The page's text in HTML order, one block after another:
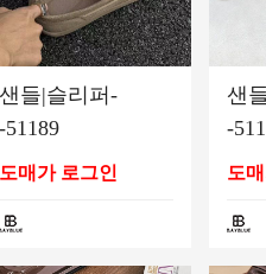
샌들|슬리퍼-
-51189
도매가 로그인
샌
-
도